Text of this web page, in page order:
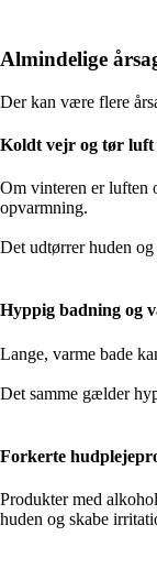
Almindelige
Der kan være flere
Koldt vejr og tør luft
Om vinteren er luften
opvarmning.
Det udtørrer huden
Hyppig badning og
Lange, varme bade
Det samme gælder
Forkerte
Produkter med
huden og skabe